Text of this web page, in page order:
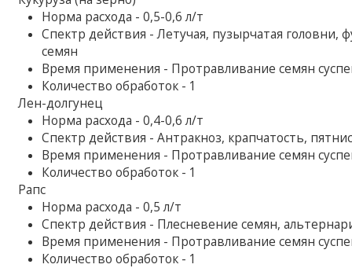
Норма расхода - 0,5-0,6 л/т
Спектр действия - Летучая, пузырчатая
семян
Время применения - Протравливание семян
Количество обработок - 1
Лен-долгунец
Норма расхода - 0,4-0,6 л/т
Спектр действия - Антракноз, крапчатость,
Время применения - Протравливание семян
Количество обработок - 1
Рапс
Норма расхода - 0,5 л/т
Спектр действия - Плесневение семян,
Время применения - Протравливание семян
Количество обработок - 1